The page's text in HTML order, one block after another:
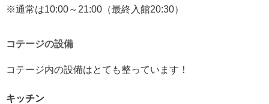
※通常は10:00～21:00（最終入館20:30）
コテージの設備
コテージ内の設備はとても整っています！
キッチン